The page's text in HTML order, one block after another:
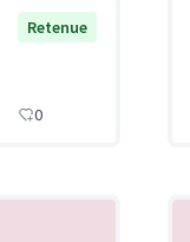
Retenue
0